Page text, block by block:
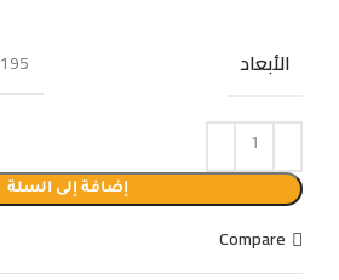
الأبعاد 195 × 120 × 120 سنتيميتر
إضافة إلى السلة
Compare